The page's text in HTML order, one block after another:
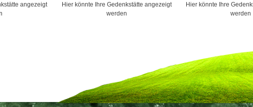
angezeigt
Hier könnte Ihre Gedenkstätte angezeigt
werden
Hier könnte Ihre
werden